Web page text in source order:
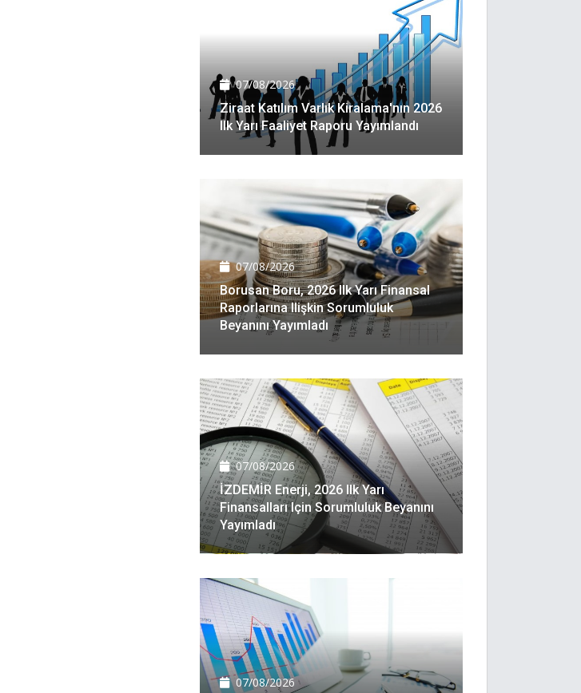
07/08/2026
Ziraat Katılım Varlık Kiralama'nın 2026
Ilk Yarı Faaliyet Raporu Yayımlandı
07/08/2026
Borusan Boru, 2026 Ilk Yarı Finansal
Raporlarına Ilişkin Sorumluluk
Beyanını Yayımladı
07/08/2026
İZDEMİR Enerji, 2026 Ilk Yarı
Finansalları Için Sorumluluk Beyanını
Yayımladı
07/08/2026